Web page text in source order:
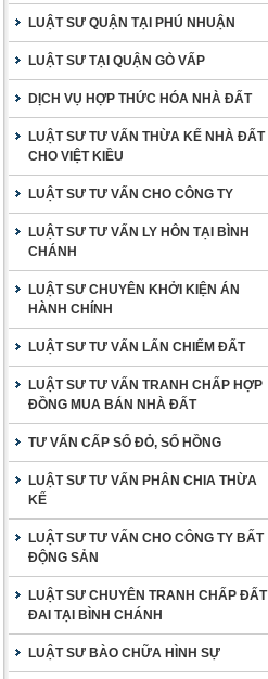
LUẬT SƯ QUẬN TẠI PHÚ NHUẬN
LUẬT SƯ TẠI QUẬN GÒ VẤP
DỊCH VỤ HỢP THỨC HÓA NHÀ ĐẤT
LUẬT SƯ TƯ VẤN THỪA KẾ NHÀ ĐẤT
CHO VIỆT KIỀU
LUẬT SƯ TƯ VẤN CHO CÔNG TY
LUẬT SƯ TƯ VẤN LY HÔN TẠI BÌNH
CHÁNH
LUẬT SƯ CHUYÊN KHỞI KIỆN ÁN
HÀNH CHÍNH
LUẬT SƯ TƯ VẤN LẤN CHIẾM ĐẤT
LUẬT SƯ TƯ VẤN TRANH CHẤP HỢP
ĐỒNG MUA BÁN NHÀ ĐẤT
TƯ VẤN CẤP SỔ ĐỎ, SỔ HỒNG
LUẬT SƯ TƯ VẤN PHÂN CHIA THỪA
KẾ
LUẬT SƯ TƯ VẤN CHO CÔNG TY BẤT
ĐỘNG SẢN
LUẬT SƯ CHUYÊN TRANH CHẤP ĐẤT
ĐAI TẠI BÌNH CHÁNH
LUẬT SƯ BÀO CHỮA HÌNH SỰ